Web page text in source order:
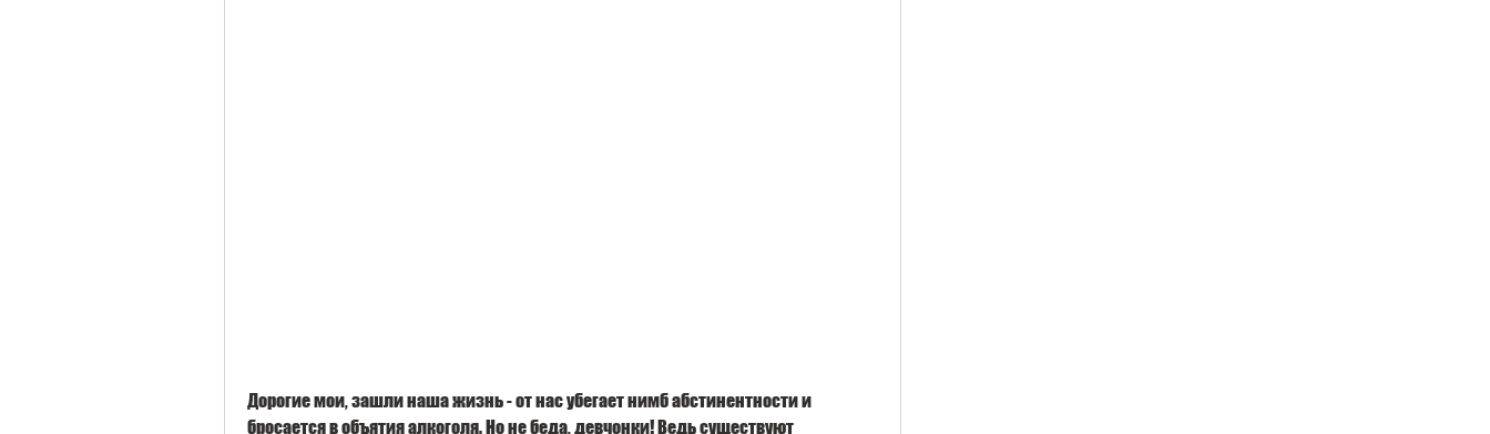
Дорогие мои, зашли наша жизнь - от нас убегает нимб абстинентности и
бросается в объятия алкоголя. Но не беда, девчонки! Ведь существуют